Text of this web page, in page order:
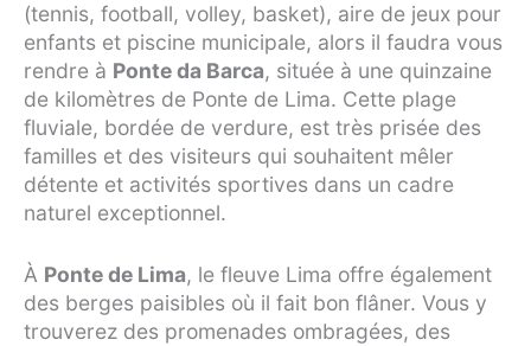
(tennis, football, volley, basket), aire de jeux pour
enfants et piscine municipale, alors il faudra vous
rendre à Ponte da Barca, située à une quinzaine
de kilomètres de Ponte de Lima. Cette plage
fluviale, bordée de verdure, est très prisée des
familles et des visiteurs qui souhaitent mêler
détente et activités sportives dans un cadre
naturel exceptionnel.
À Ponte de Lima, le fleuve Lima offre également
des berges paisibles où il fait bon flâner. Vous y
trouverez des promenades ombragées, des